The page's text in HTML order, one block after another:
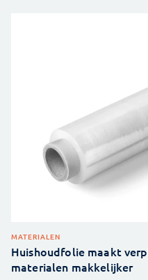
MATERIALEN
Huishoudfolie maakt
materialen makkelijker